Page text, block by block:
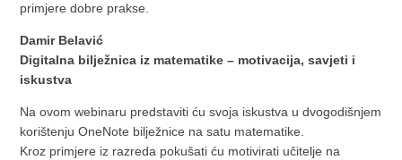
primjere dobre prakse.
Damir Belavić
Digitalna bilježnica iz matematike – motivacija, savjeti i
iskustva
Na ovom webinaru predstaviti ću svoja iskustva u dvogodišnjem
korištenju OneNote bilježnice na satu matematike.
Kroz primjere iz razreda pokušati ću motivirati učitelje na